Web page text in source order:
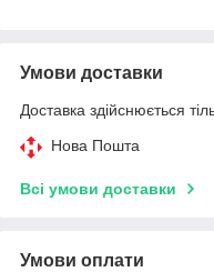
Умови доставки
Доставка здійснюється
Нова Пошта
Всі умови доставки
Умови оплати